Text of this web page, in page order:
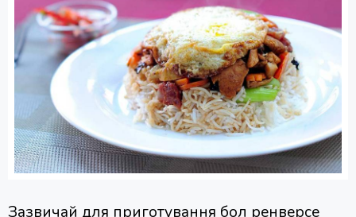
Зазвичай для приготування бол ренверсе